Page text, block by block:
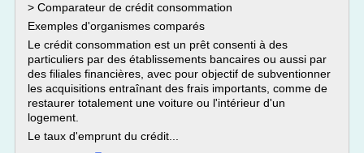
> Comparateur de crédit consommation
Exemples d'organismes comparés
Le crédit consommation est un prêt consenti à des
particuliers par des établissements bancaires ou aussi par
des filiales financières, avec pour objectif de subventionner
les acquisitions entraînant des frais importants, comme de
restaurer totalement une voiture ou l'intérieur d'un
logement.
Le taux d'emprunt du crédit...